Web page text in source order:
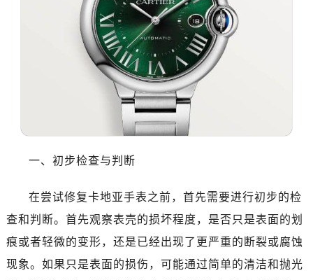
一、初步检查与判断
在尝试修复卡地亚手表之前，首先需要进行初步的检
查和判断。首先观察表壳的损坏程度，是否只是表面的划
痕或者轻微的变形，还是已经出现了更严重的断裂或腐蚀
现象。如果只是表面的损伤，可能通过简单的清洁和抛光